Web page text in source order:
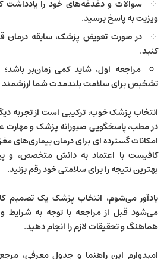
سوالات و دغدغه‌های خود را یادداشت
ویزیت به پاسخ برسید.
در صورت تعویض پزشک، سابقه درمان
کنید.
مراجعه اول، شاید کمی زمان‌بر
تشخیص برای سلامت بلندمدت شما
انتخاب پزشک خوب، ترکیبی است از تجربه
در مطب، پاسخگویی صبورانه پزشک و مهارت
امکانات گسترده ای برای درمان بیماری‌های
کافیست با اعتماد به دانش متخصص، و
بهترین نتیجه را برای سلامتی خود رقم بزنید.
یادآور می‌شوم، انتخاب پزشک یک تصمیم
می‌شود قبل از مراجعه با توجه به شرایط
هماهنگ و تحقیقات لازم را انجام دهید.
امیدوارم این راهنما و جدول معرفی،